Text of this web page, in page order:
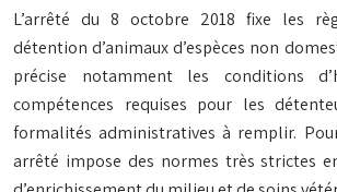
L’arrêté du 8 octobre 2018 fixe les
détention d’animaux d’espèces non
précise notamment les conditions
compétences requises pour les
formalités administratives à remplir.
arrêté impose des normes très strictes